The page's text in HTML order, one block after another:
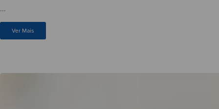
...
Ver Mais